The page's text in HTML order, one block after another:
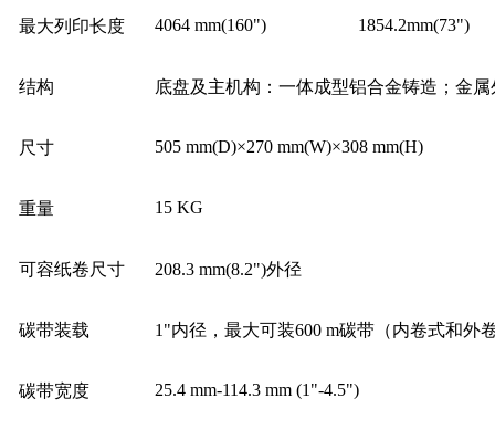
最大列印长度 4064 mm(160") 1854.2mm(73")
结构 底盘及主机构：一体成型铝合金铸造；金
尺寸 505 mm(D)×270 mm(W)×308 mm(H)
重量 15 KG
可容纸卷尺寸 208.3 mm(8.2")外径
碳带装载 1"内径，最大可装600 m碳带（内卷式和外
碳带宽度 25.4 mm-114.3 mm (1"-4.5")